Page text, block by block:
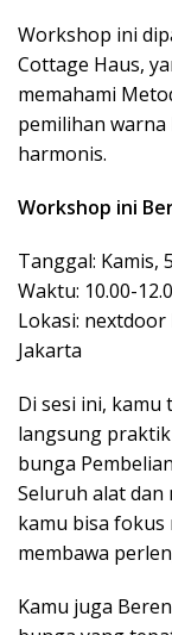
Workshop ini
Cottage Haus,
memahami
pemilihan
harmonis.
Workshop ini
Tanggal: Kamis,
Waktu: 10.00-
Lokasi: nextdoor
Jakarta
Di sesi ini,
langsung
bunga
Seluruh alat dan
kamu bisa
membawa
Kamu juga